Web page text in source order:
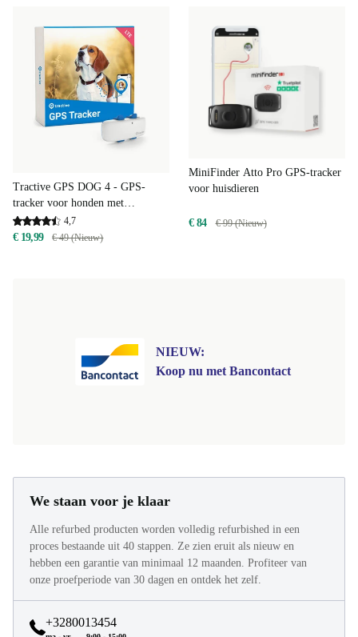
Tractive GPS DOG 4 - GPS-
tracker voor honden met
activiteitstracking | EXCL.
ABONNEMENT
4,7
€ 19,99 € 49 (Nieuw)
MiniFinder Atto Pro GPS-tracker
voor huisdieren
€ 84 € 99 (Nieuw)
NIEUW:
Koop nu met Bancontact
We staan voor je klaar
Alle refurbed producten worden volledig refurbished in een
proces bestaande uit 40 stappen. Ze zien eruit als nieuw en
hebben een garantie van minimaal 12 maanden. Profiteer van
onze proefperiode van 30 dagen en ontdek het zelf.
+3280013454